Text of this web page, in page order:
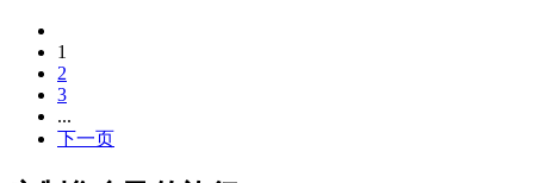
1
2
3
...
下一页